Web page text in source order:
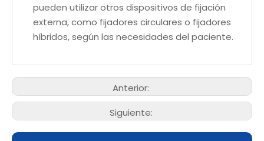
pueden utilizar otros dispositivos de fijación
externa, como fijadores circulares o fijadores
híbridos, según las necesidades del paciente.
Anterior:
Siguiente: